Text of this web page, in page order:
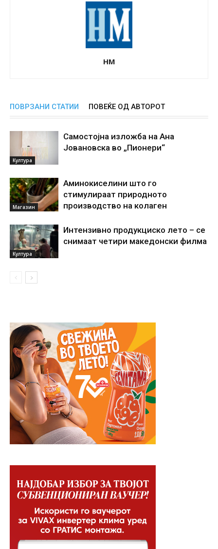
НМ
ПОВРЗАНИ СТАТИИ ПОВЕЌЕ ОД АВТОРОТ
Култура
Самостојна изложба на Ана
Јовановска во „Пионери“
Магазин
Аминокиселини што го
стимулираат природното
производство на колаген
Култура
Интензивно продукциско лето – се
снимаат четири македонски филма